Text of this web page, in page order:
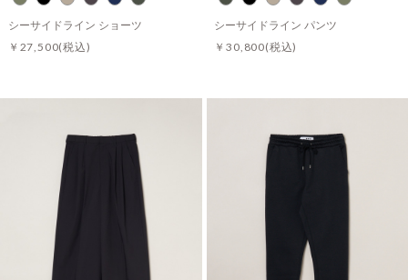
シーサイドライン ショーツ
￥27,500(税込)
シーサイドライン パンツ
￥30,800(税込)